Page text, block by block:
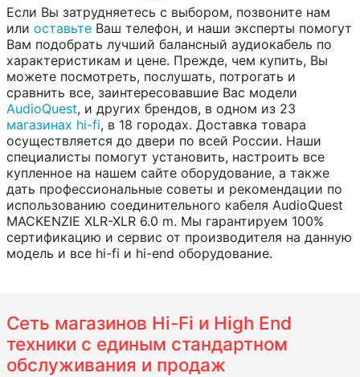
Если Вы затрудняетесь с выбором, позвоните нам
или оставьте Ваш телефон, и наши эксперты помогут
Вам подобрать лучший балансный аудиокабель по
характеристикам и цене. Прежде, чем купить, Вы
можете посмотреть, послушать, потрогать и
сравнить все, заинтересовавшие Вас модели
AudioQuest, и других брендов, в одном из 23
магазинах hi-fi, в 18 городах. Доставка товара
осуществляется до двери по всей России. Наши
специалисты помогут установить, настроить все
купленное на нашем сайте оборудование, а также
дать профессиональные советы и рекомендации по
использованию соединительного кабеля AudioQuest
MACKENZIE XLR-XLR 6.0 m. Мы гарантируем 100%
сертификацию и сервис от производителя на данную
модель и все hi-fi и hi-end оборудование.
Сеть магазинов Hi-Fi и High End
техники с единым стандартном
обслуживания и продаж